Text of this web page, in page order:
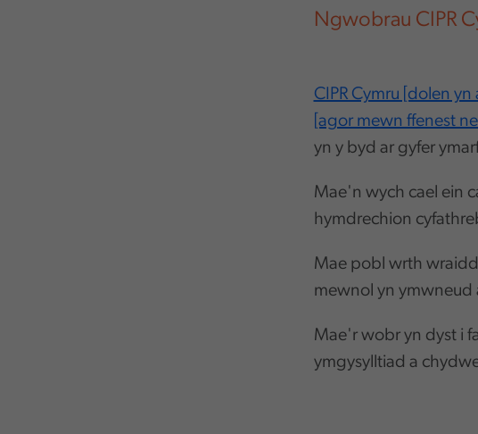
Ngwobrau CIPR
CIPR Cymru [dolen
[agor mewn ffenest
yn y byd ar gyfer
Mae'n wych cael ein
hymdrechion
Mae pobl wrth wraidd
mewnol yn ymwneud
Mae'r wobr yn dyst i
ymgysylltiad a